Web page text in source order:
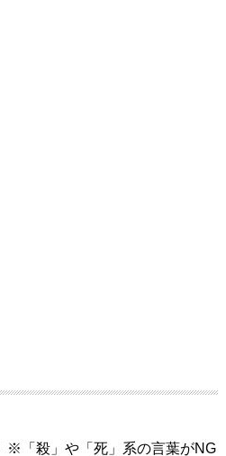
※「殺」や「死」系の言葉がNG